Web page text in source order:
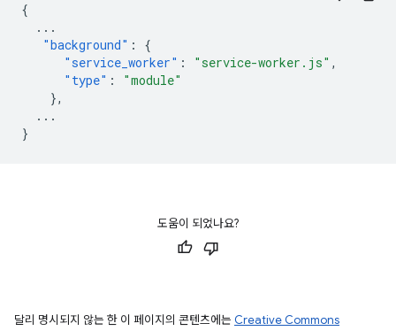
{
...
"background" :
{
"service_worker" : "service-worker.js" ,
"type" :
"module"
},
...
}
도움이 되었나요?
달리 명시되지 않는 한 이 페이지의 콘텐츠에는 Creative Commons